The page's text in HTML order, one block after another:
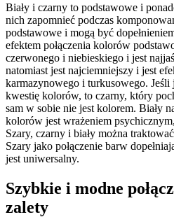
Biały i czarny to podstawowe i
nich zapomnieć podczas
podstawowe i mogą być
efektem połączenia kolorów
czerwonego i niebieskiego i jest
natomiast jest najciemniejszy i jest
karmazynowego i turkusowego. Jeśli
kwestię kolorów, to czarny, który
sam w sobie nie jest kolorem. Biały
kolorów jest wrażeniem
Szary, czarny i biały można
Szary jako połączenie barw
jest uniwersalny.
Szybkie i modne
zalety